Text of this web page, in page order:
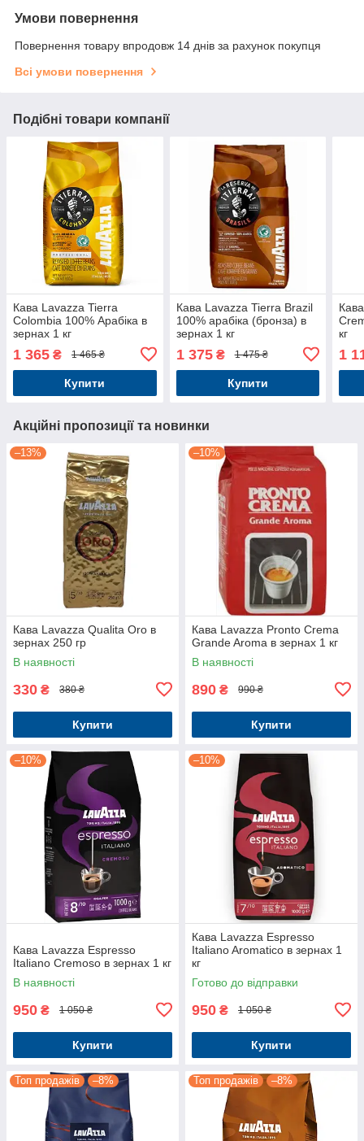
Умови повернення
Повернення товару впродовж 14 днів за рахунок покупця
Всі умови повернення
Подібні товари компанії
Кава Lavazza Tierra
Colombia 100% Арабіка в
зернах 1 кг
1 365 ₴ 1 465 ₴
Купити
Кава Lavazza Tierra Brazil
100% арабіка (бронза) в
зернах 1 кг
1 375₴ 1 475 ₴
Купити
кг
1
Акційні пропозиції та новинки
–13%
Кава Lavazza Qualita Oro в
зернах 250 гр
В наявності
330 ₴ 380 ₴
Купити
–10%
Кава Lavazza Pronto Crema
Grande Aroma в зернах 1 кг
В наявності
890 ₴ 990 ₴
Купити
–10%
Кава Lavazza Espresso
Italiano Cremoso в зернах 1 кг
В наявності
950 ₴ 1 050 ₴
Купити
–10%
Кава Lavazza Espresso
Italiano Aromatico в зернах 1
кг
Готово до відправки
950 ₴ 1 050 ₴
Купити
Топ продажів –8% Топ продажів –8%